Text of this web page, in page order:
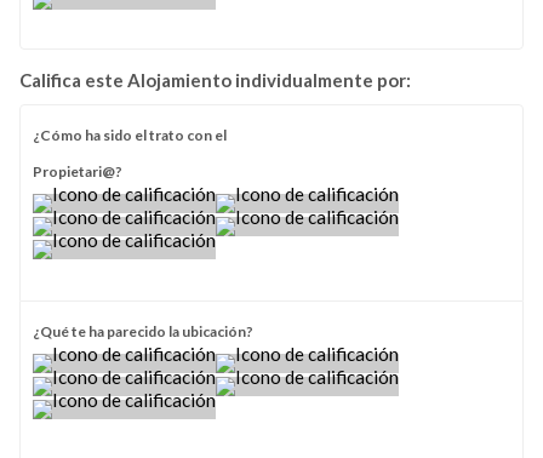
Califica este Alojamiento individualmente por:
¿Cómo ha sido el trato con el
Propietari@?
¿Qué te ha parecido la ubicación?